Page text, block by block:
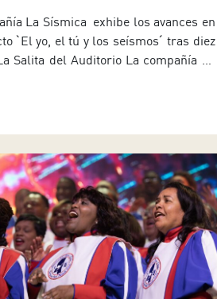
La Sísmica exhibe los avances en
ˋEl yo, el tú y los seísmosˊ tras diez
Salita del Auditorio La compañía La
su proyecto El yo, el […]